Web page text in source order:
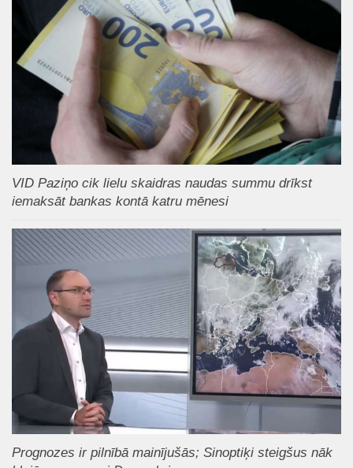
VID Paziņo cik lielu skaidras naudas summu drīkst
iemaksāt bankas kontā katru mēnesi
Prognozes ir pilnībā mainījušās; Sinoptiķi steigšus nāk